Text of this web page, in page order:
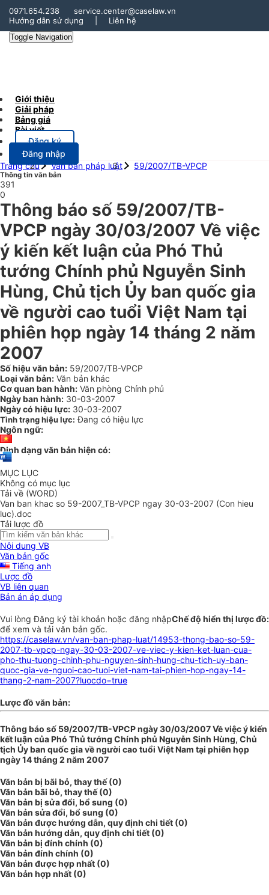
0971.654.238
service.center@caselaw.vn
Hướng dẫn sử dụng
Liên hệ
Toggle Navigation
Giới thiệu
Giải pháp
Bảng giá
Bài viết
Đăng ký
Đăng nhập
Trang chủ
Văn bản pháp luật 59/2007/TB-VPCP
Thông tin văn bản
391
0
Thông báo số 59/2007/TB-
VPCP ngày 30/03/2007 Về việc
ý kiến kết luận của Phó Thủ
tướng Chính phủ Nguyễn Sinh
Hùng, Chủ tịch Ủy ban quốc gia
về người cao tuổi Việt Nam tại
phiên họp ngày 14 tháng 2 năm
2007
Số hiệu văn bản: 59/2007/TB-VPCP
Loại văn bản: Văn bản khác
Cơ quan ban hành: Văn phòng Chính phủ
Ngày ban hành: 30-03-2007
Ngày có hiệu lực: 30-03-2007
Tình trạng hiệu lực: Đang có hiệu lực
Ngôn ngữ:
Định dạng văn bản hiện có:
MỤC LỤC
Không có mục lục
Tải về (WORD)
Van ban khac so 59-2007_TB-VPCP ngay 30-03-2007 (Con hieu
luc).doc
Tải lược đồ
Nội dung VB
Văn bản gốc
Tiếng anh
Lược đồ
VB liên quan
Bản án áp dụng
Chế độ hiển thị lược đồ:
Vui lòngĐăng ký tài khoản hoặc đăng nhập
để xem và tải văn bản gốc.
https://caselaw.vn/van-ban-phap-luat/14953-thong-bao-so-59-
2007-tb-vpcp-ngay-30-03-2007-ve-viec-y-kien-ket-luan-cua-
pho-thu-tuong-chinh-phu-nguyen-sinh-hung-chu-tich-uy-ban-
quoc-gia-ve-nguoi-cao-tuoi-viet-nam-tai-phien-hop-ngay-14-
thang-2-nam-2007?luocdo=true
Lược đồ văn bản:
Thông báo số 59/2007/TB-VPCP ngày 30/03/2007 Về việc ý kiến
kết luận của Phó Thủ tướng Chính phủ Nguyễn Sinh Hùng, Chủ
tịch Ủy ban quốc gia về người cao tuổi Việt Nam tại phiên họp
ngày 14 tháng 2 năm 2007
Văn bản bị bãi bỏ, thay thế (0)
Văn bản bãi bỏ, thay thế (0)
Văn bản bị sửa đổi, bổ sung (0)
Văn bản sửa đổi, bổ sung (0)
Văn bản được hướng dẫn, quy định chi tiết (0)
Văn bản hướng dẫn, quy định chi tiết (0)
Văn bản bị đính chính (0)
Văn bản đính chính (0)
Văn bản được hợp nhất (0)
Văn bản hợp nhất (0)